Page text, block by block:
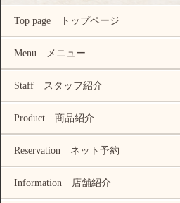
Top page トップページ
Menu メニュー
Staff スタッフ紹介
Product 商品紹介
Reservation ネット予約
Information 店舗紹介